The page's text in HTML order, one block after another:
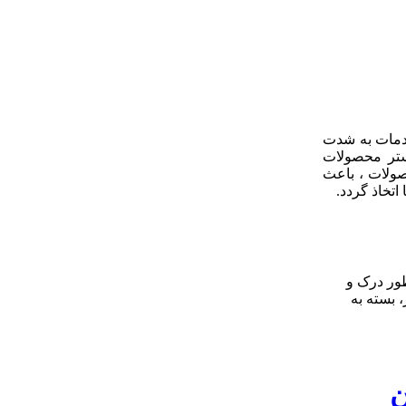
به شدت
محصولات
، باعث
گردد.
درک و
بسته به